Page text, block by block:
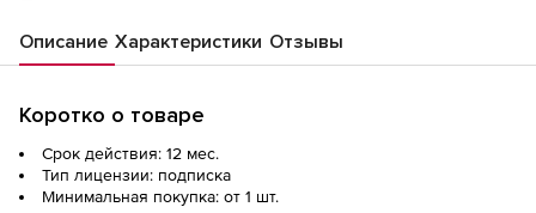
Описание Характеристики Отзывы
Коротко о товаре
Срок действия: 12 мес.
Тип лицензии: подписка
Минимальная покупка: от 1 шт.